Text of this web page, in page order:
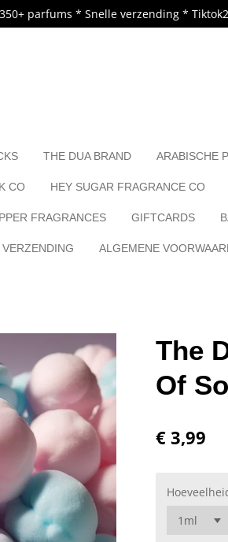
parfums * Snelle verzending *
THE DUA BRAND ARABISCHE
CO HEY SUGAR FRAGRANCE CO
FRAGRANCES GIFTCARDS
ALGEMENE
The
Of
€ 3,99